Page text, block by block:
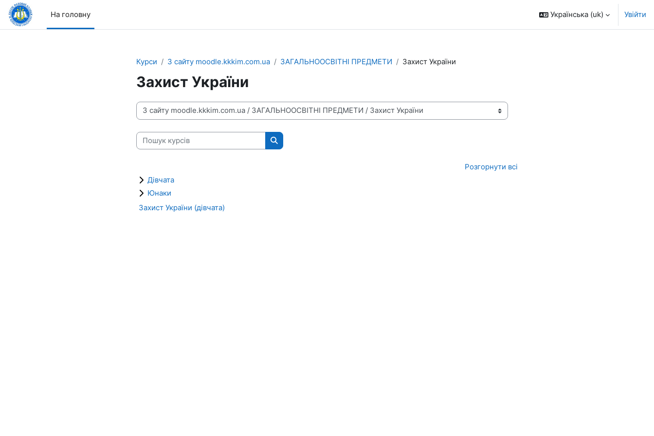
Перейти до головного вмісту
На головну
Українська ‎(uk)‎ Увійти
Курси З сайту moodle.kkkim.com.ua ЗАГАЛЬНООСВІТНІ ПРЕДМЕТИ Захист України
Захист України
Категорії курсів
Пошук курсів
Пошук курсів
Розгорнути всі
Дівчата
Юнаки
Захист України (дівчата)